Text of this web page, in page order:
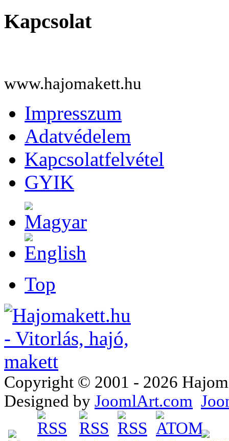
Kapcsolat
www.hajomakett.hu
Impresszum
Adatvédelem
Kapcsolatfelvétel
GYIK
Top
Copyright © 2001 - 2026
Designed by JoomlArt.com